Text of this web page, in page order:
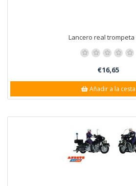
Lancero real trompeta
€16,65
Añadir a la cesta